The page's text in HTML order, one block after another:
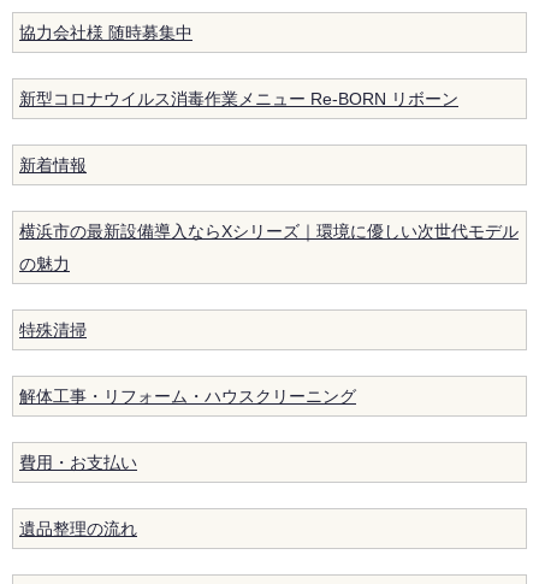
協力会社様 随時募集中
新型コロナウイルス消毒作業メニュー Re-BORN リボーン
新着情報
横浜市の最新設備導入ならXシリーズ｜環境に優しい次世代モデル
の魅力
特殊清掃
解体工事・リフォーム・ハウスクリーニング
費用・お支払い
遺品整理の流れ